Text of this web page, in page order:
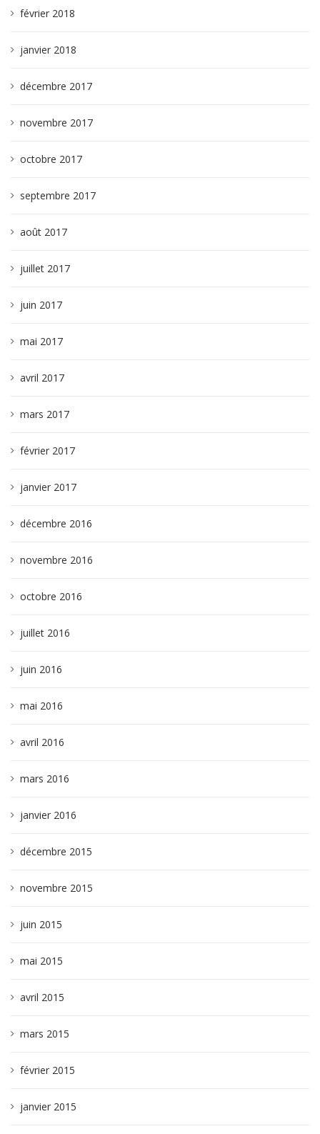
février 2018
janvier 2018
décembre 2017
novembre 2017
octobre 2017
septembre 2017
août 2017
juillet 2017
juin 2017
mai 2017
avril 2017
mars 2017
février 2017
janvier 2017
décembre 2016
novembre 2016
octobre 2016
juillet 2016
juin 2016
mai 2016
avril 2016
mars 2016
janvier 2016
décembre 2015
novembre 2015
juin 2015
mai 2015
avril 2015
mars 2015
février 2015
janvier 2015